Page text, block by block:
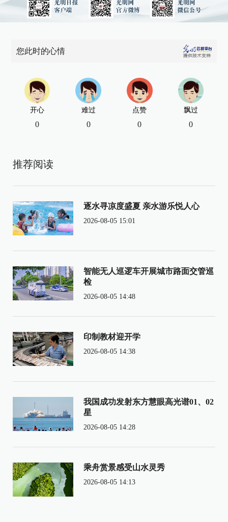
您此时的心情
开心
0
难过
0
点赞
0
飘过
0
推荐阅读
逐水寻凉度盛夏 亲水游乐悦人心
2026-08-05 15:01
智能无人巡逻车开展城市路面交管巡
检
2026-08-05 14:48
印制教材迎开学
2026-08-05 14:38
我国成功发射东方慧眼高光谱01、02
星
2026-08-05 14:28
乘舟赏景感受山水灵秀
2026-08-05 14:13